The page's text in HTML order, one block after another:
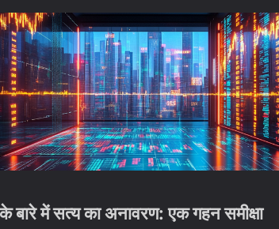
में सत्य का अनावरण: एक गहन समीक्षा